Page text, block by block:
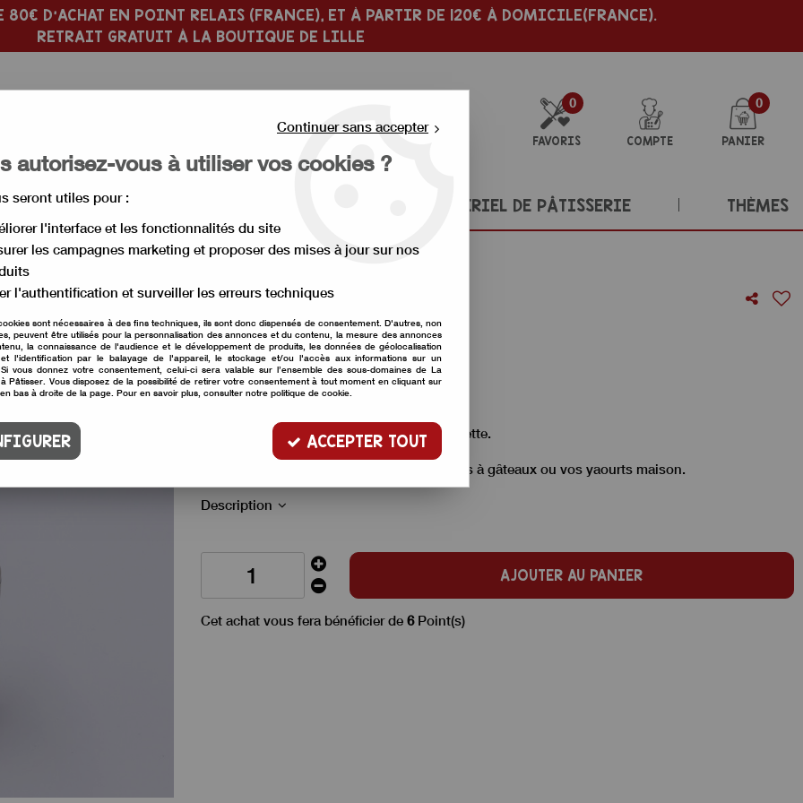
D'ACHAT EN POINT RELAIS (FRANCE), ET À PARTIR DE 120€ À DOMICILE(FRANCE).
RETRAIT GRATUIT À LA BOUTIQUE DE LILLE
0
FAVORIS COMPTE
0
PANIER
MATÉRIEL DE PÂTISSERIE THÈMES
>Arôme noisette 58 ml
Arôme noisette 58 ml
Soyez le premier à donner votre avis !
6,80 €TTC
Arôme très concentré, aux saveurs de noisette.
Idéal pour aromatiser vos crèmes, vos pâtes à gâteaux ou vos yaourts maison.
Description
AJOUTER AU PANIER
Cet achat vous fera bénéficier de 6Point(s)
Continuer sans accepter
autorisez-vous à utiliser vos cookies ?
seront utiles pour :
l'interface et les fonctionnalités du site
les campagnes marketing et proposer des mises à jour sur nos
l'authentification et surveiller les erreurs techniques
sont nécessaires à des fins techniques, ils sont donc dispensés de consentement. D'autres, non
peuvent être utilisés pour la personnalisation des annonces et du contenu, la mesure des annonces
la connaissance de l'audience et le développement de produits, les données de géolocalisation
l'identification par le balayage de l'appareil, le stockage et/ou l'accès aux informations sur un
vous donnez votre consentement, celui-ci sera valable sur l’ensemble des sous-domaines de La
Pâtisser. Vous disposez de la possibilité de retirer votre consentement à tout moment en cliquant sur
bas à droite de la page. Pour en savoir plus, consulter notre politique de cookie.
ACCEPTER TOUT